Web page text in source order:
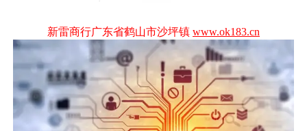
新雷商行广东省鹤山市沙坪镇 www.ok183.cn